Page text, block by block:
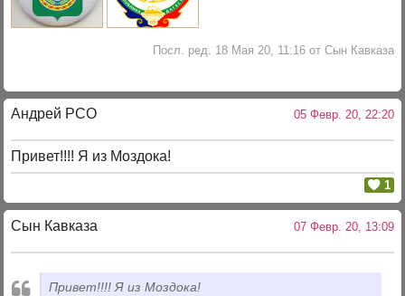
Посл. ред. 18 Мая 20, 11:16 от Сын Кавказа
Андрей РСО 05 Февр. 20, 22:20
Привет!!!! Я из Моздока!
1
Сын Кавказа 07 Февр. 20, 13:09
Привет!!!! Я из Моздока!